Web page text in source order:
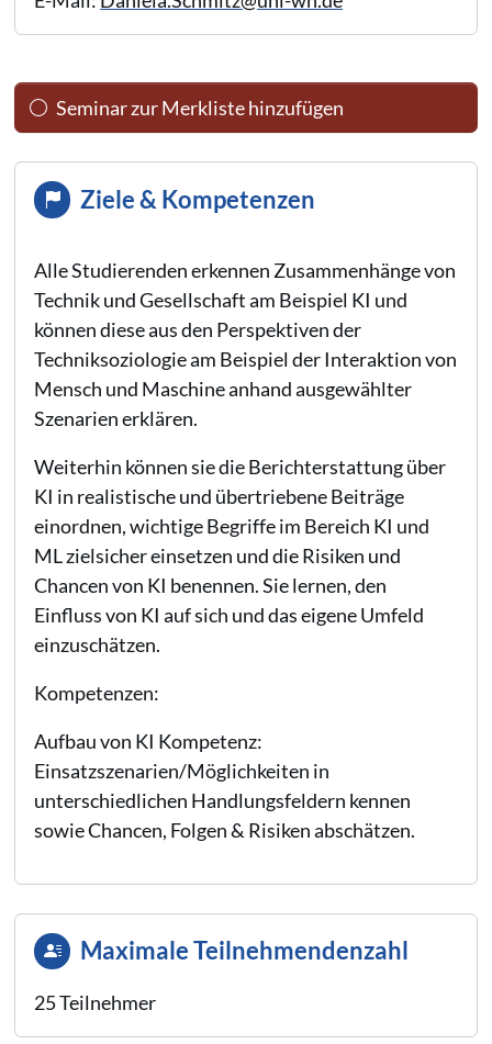
Seminar zur Merkliste hinzufügen
Ziele & Kompetenzen
Alle Studierenden erkennen Zusammenhänge von
Technik und Gesellschaft am Beispiel KI und
können diese aus den Perspektiven der
Techniksoziologie am Beispiel der Interaktion von
Mensch und Maschine anhand ausgewählter
Szenarien erklären.
Weiterhin können sie die Berichterstattung über
KI in realistische und übertriebene Beiträge
einordnen, wichtige Begriffe im Bereich KI und
ML zielsicher einsetzen und die Risiken und
Chancen von KI benennen. Sie lernen, den
Einfluss von KI auf sich und das eigene Umfeld
einzuschätzen.
Kompetenzen:
Aufbau von KI Kompetenz:
Einsatzszenarien/Möglichkeiten in
unterschiedlichen Handlungsfeldern kennen
sowie Chancen, Folgen & Risiken abschätzen.
Maximale Teilnehmendenzahl
25 Teilnehmer